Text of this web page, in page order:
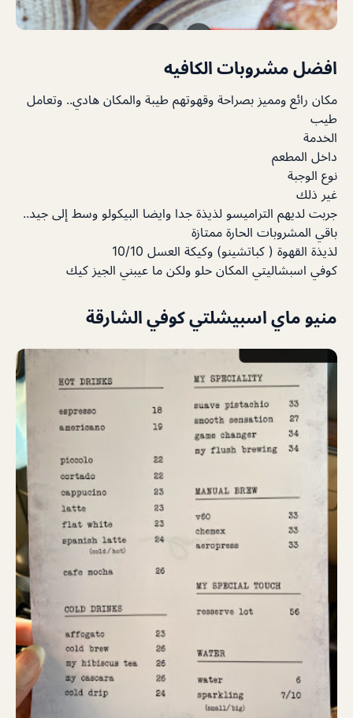
افضل مشروبات الكافيه
مكان رائع ومميز بصراحة وقهوتهم طيبة والمكان هادي.. وتعامل
طيب
الخدمة
داخل المطعم
نوع الوجبة
غير ذلك
جربت لديهم التراميسو لذيذة جدا وايضا البيكولو وسط إلى جيد..
باقي المشروبات الحارة ممتازة
لذيذة القهوة ( كباتشينو) وكيكة العسل 10/10
كوفي اسبشاليتي المكان حلو ولكن ما عيبني الجيز كيك
منيو ماي اسبيشلتي كوفي الشارقة